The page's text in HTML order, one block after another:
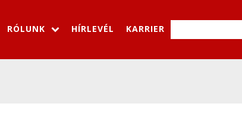
RÓLUNK HÍRLEVÉL KARRIER